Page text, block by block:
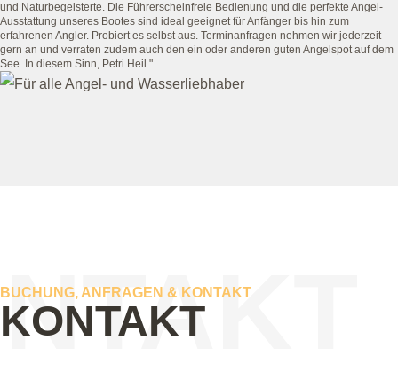
und Naturbegeisterte. Die Führerscheinfreie Bedienung und die perfekte Angel-
Ausstattung unseres Bootes sind ideal geeignet für Anfänger bis hin zum
erfahrenen Angler. Probiert es selbst aus. Terminanfragen nehmen wir jederzeit
gern an und verraten zudem auch den ein oder anderen guten Angelspot auf dem
See. In diesem Sinn, Petri Heil."
BUCHUNG, ANFRAGEN & KONTAKT
KONTAKT